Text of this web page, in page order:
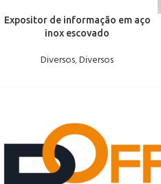
Expositor de informação em aço
inox escovado
Diversos,Diversos